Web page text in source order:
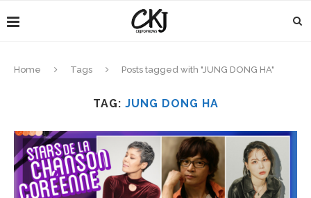
Home Tags Posts tagged with "JUNG DONG HA"
TAG: JUNG DONG HA